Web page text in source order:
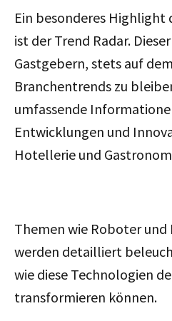
Ein besonderes
ist der Trend Radar.
Gastgebern, stets auf
Branchentrends zu
umfassende
Entwicklungen und
Hotellerie und
Themen wie Roboter
werden detailliert
wie diese Technologien
transformieren können.